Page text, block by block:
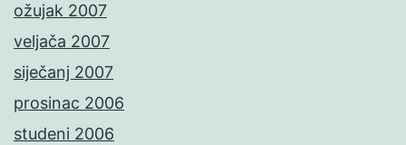
ožujak 2007
veljača 2007
siječanj 2007
prosinac 2006
studeni 2006